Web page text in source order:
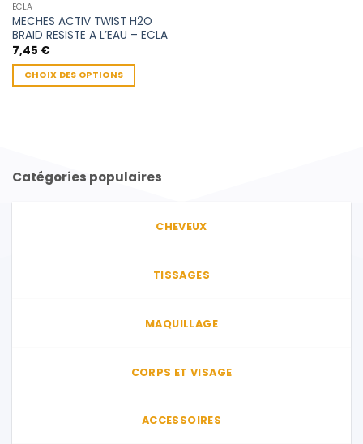
ECLA
MECHES ACTIV TWIST H2O
BRAID RESISTE A L’EAU – ECLA
7,45 €
CHOIX DES OPTIONS
Les
Catégories populaires
CHEVEUX
TISSAGES
MAQUILLAGE
CORPS ET VISAGE
ACCESSOIRES